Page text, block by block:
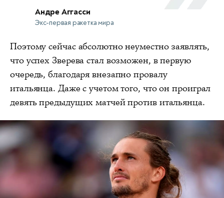
Андре Аггасси
Экс-первая ракетка мира
Поэтому сейчас абсолютно неуместно заявлять,
что успех Зверева стал возможен, в первую
очередь, благодаря внезапно провалу
итальянца. Даже с учетом того, что он проиграл
девять предыдущих матчей против итальянца.